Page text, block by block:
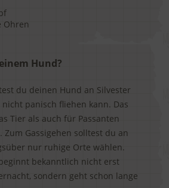
Ohren
Hund?
du deinen Hund an Silvester
panisch fliehen kann. Das
Tier als auch für Passanten
Gassigehen solltest du an
nur ruhige Orte wählen.
bekanntlich nicht erst
sondern geht schon lange